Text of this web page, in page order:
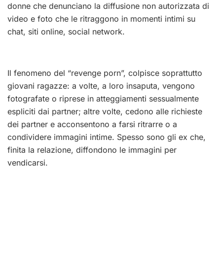
donne che denunciano la diffusione non autorizzata di
video e foto che le ritraggono in momenti intimi su
chat, siti online, social network.
Il fenomeno del “revenge porn”, colpisce soprattutto
giovani ragazze: a volte, a loro insaputa, vengono
fotografate o riprese in atteggiamenti sessualmente
espliciti dai partner; altre volte, cedono alle richieste
dei partner e acconsentono a farsi ritrarre o a
condividere immagini intime. Spesso sono gli ex che,
finita la relazione, diffondono le immagini per
vendicarsi.